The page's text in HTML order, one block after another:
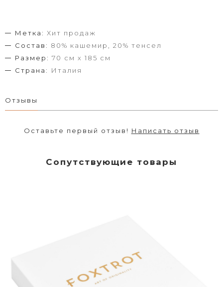
Метка: Хит продаж
Состав: 80% кашемир, 20% тенсел
Размер: 70 см х 185 см
Страна:
Италия
Отзывы
Оставьте первый отзыв! Написать отзыв
Сопутствующие товары